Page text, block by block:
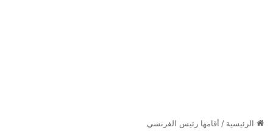
الرئيسية / أقامها رئيس الفرنسي